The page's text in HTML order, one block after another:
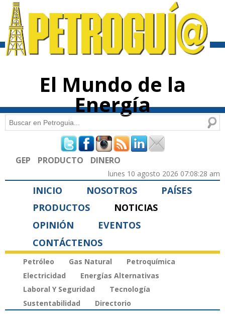
contenido
El Mundo de la
Energía
Formulario de búsqueda
Buscar
GEP PRODUCTO DINERO
lunes 10 agosto 2026 07:08:28 am
INICIO NOSOTROS
PAÍSES
PRODUCTOS
NOTICIAS
OPINIÓN
EVENTOS
CONTÁCTENOS
Petróleo Gas Natural
Petroquímica
Electricidad
Energías Alternativas
Laboral Y Seguridad
Tecnología
Sustentabilidad
Directorio